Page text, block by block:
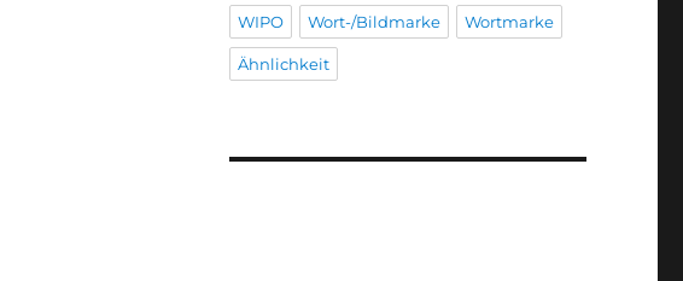
WIPO Wort-/Bildmarke Wortmarke
Ähnlichkeit